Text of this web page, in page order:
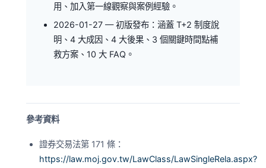
用、加入第一線觀察與案例經驗。
2026-01-27— 初版發布：涵蓋 T+2 制度說
明、4 大成因、4 大後果、3 個關鍵時間點補
救方案、10 大 FAQ。
參考資料
證券交易法第 171 條：
https://law.moj.gov.tw/LawClass/LawSingleRela.aspx?